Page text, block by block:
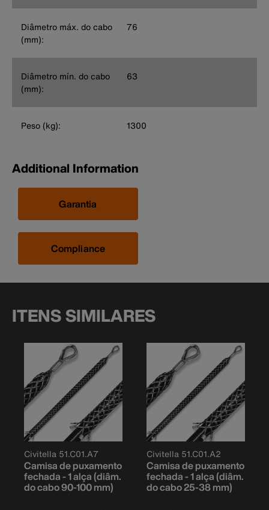
Diâmetro máx. do cabo
(mm):
76
Diâmetro mín. do cabo
(mm):
63
Peso (kg): 1300
Additional Information
Garantia
Compliance
ITENS SIMILARES
Civitella 51.C01.A7
Camisa de puxamento
fechada - 1 alça (diâm.
do cabo 90-100 mm)
Civitella 51.C01.A2
Camisa de puxamento
fechada - 1 alça (diâm.
do cabo 25-38 mm)